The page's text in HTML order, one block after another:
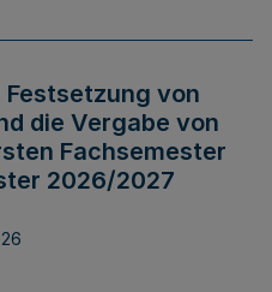
von
die Vergabe von
Fachsemester
2026/2027